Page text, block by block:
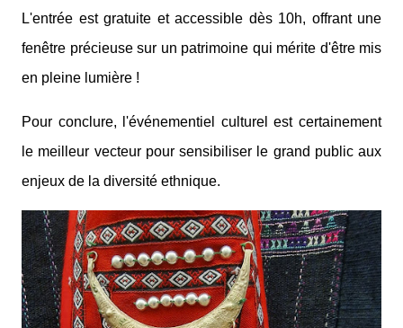
L'entrée est gratuite et accessible dès 10h, offrant une
fenêtre précieuse sur un patrimoine qui mérite d'être mis
en pleine lumière !
Pour conclure, l'événementiel culturel est certainement
le meilleur vecteur pour sensibiliser le grand public aux
enjeux de la diversité ethnique.